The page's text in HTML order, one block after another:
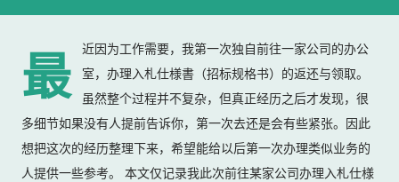
最
近因为工作需要，我第一次独自前往一家公司的办公
室，办理入札仕様書（招标规格书）的返还与领取。
虽然整个过程并不复杂，但真正经历之后才发现，很
多细节如果没有人提前告诉你，第一次去还是会有些紧张。因此
想把这次的经历整理下来，希望能给以后第一次办理类似业务的
人提供一些参考。 本文仅记录我此次前往某家公司办理入札仕様